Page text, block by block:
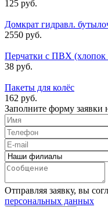
125 руб.
Домкрат гидравл.
2550 руб.
Перчатки с ПВХ (хлопок
38 руб.
Пакеты для колёс
162 руб.
Заполните форму заявки
Отправляя заявку, вы
персональных данных